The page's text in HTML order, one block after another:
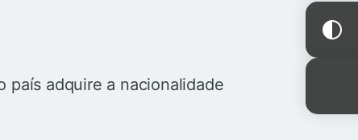
país adquire a nacionalidade